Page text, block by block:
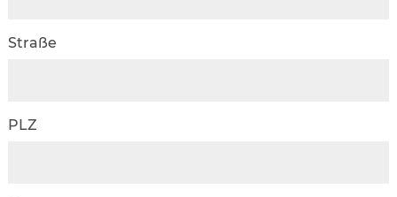
Straße
PLZ